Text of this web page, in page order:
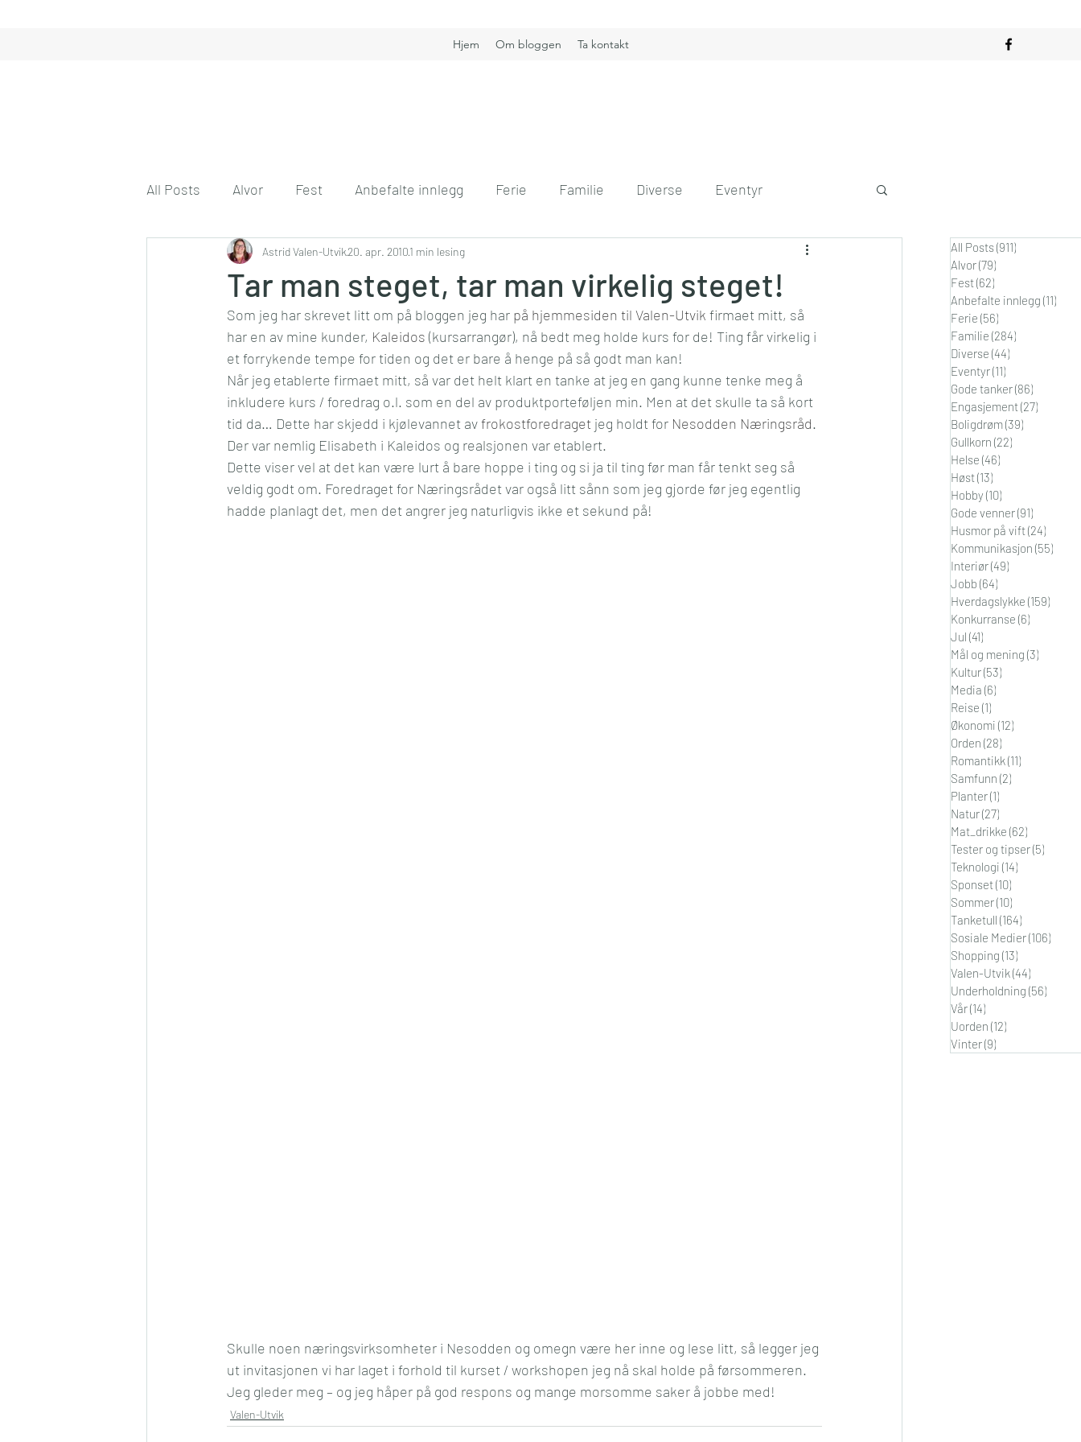
Hjem Om bloggen Ta kontakt
All Posts Alvor Fest Anbefalte innlegg Ferie Familie Diverse Eventyr
Gode tanker Engasjement Boligdrøm
Gode venner Husmor på vift Kommunikasjon Interiør Jobb Hverdagslykke
Konkurranse Jul Mål og mening Kultur Media Reise Økonomi Orden
Romantikk Samfunn
Tar man steget, tar man virkelig steget!
Astrid Valen-Utvik20. apr. 20101 min lesing
Som jeg har skrevet litt om på bloggen jeg har på hjemmesiden til Valen-Utvik firmaet mitt, så
har en av mine kunder, Kaleidos (kursarrangør), nå bedt meg holde kurs for de! Ting får virkelig i
et forrykende tempe for tiden og det er bare å henge på så godt man kan!
Når jeg etablerte firmaet mitt, så var det helt klart en tanke at jeg en gang kunne tenke meg å
inkludere kurs / foredrag o.l. som en del av produktporteføljen min. Men at det skulle ta så kort
tid da… Dette har skjedd i kjølevannet av frokostforedraget jeg holdt for Nesodden Næringsråd.
Der var nemlig Elisabeth i Kaleidos og realsjonen var etablert.
Dette viser vel at det kan være lurt å bare hoppe i ting og si ja til ting før man får tenkt seg så
veldig godt om. Foredraget for Næringsrådet var også litt sånn som jeg gjorde før jeg egentlig
hadde planlagt det, men det angrer jeg naturligvis ikke et sekund på!
Skulle noen næringsvirksomheter i Nesodden og omegn være her inne og lese litt, så legger jeg
ut invitasjonen vi har laget i forhold til kurset / workshopen jeg nå skal holde på førsommeren.
Jeg gleder meg – og jeg håper på god respons og mange morsomme saker å jobbe med!
Valen-Utvik
All Posts(911)
Alvor(79)
Fest(62)
Anbefalte innlegg (11)
Ferie (56)
Familie (284)
Diverse (44)
Eventyr(11)
Gode tanker(86)
Engasjement(27)
Boligdrøm(39)
Gullkorn (22)
Helse (46)
Høst(13)
Hobby (10)
Gode venner(91)
Husmor på vift(24)
Kommunikasjon (55)
Interiør(49)
Jobb (64)
Hverdagslykke (159)
Konkurranse (6)
Jul (41)
Mål og mening (3)
Kultur(53)
Media (6)
Reise (1)
Økonomi (12)
Orden (28)
Romantikk(11)
Samfunn (2)
Planter(1)
Natur(27)
Mat_drikke (62)
Tester og tipser(5)
Teknologi (14)
Sponset(10)
Sommer(10)
Tanketull (164)
Sosiale Medier(106)
Shopping (13)
Valen-Utvik(44)
Underholdning (56)
Vår(14)
Uorden (12)
Vinter(9)